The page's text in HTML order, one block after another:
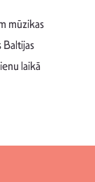
mūzikas
Baltijas
laikā